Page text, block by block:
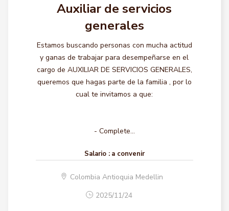
Auxiliar de servicios
generales
Estamos buscando personas con mucha actitud
y ganas de trabajar para desempeñarse en el
cargo de AUXILIAR DE SERVICIOS GENERALES,
queremos que hagas parte de la familia , por lo
cual te invitamos a que:
- Complete...
Salario : a convenir
Colombia Antioquia Medellin
2025/11/24